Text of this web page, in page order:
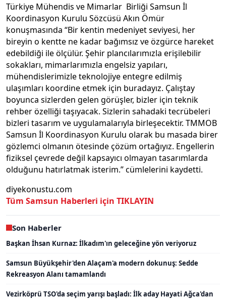
Türkiye Mühendis ve Mimarlar Birliği Samsun İl
Koordinasyon Kurulu Sözcüsü Akın Ömür
konuşmasında “Bir kentin medeniyet seviyesi, her
bireyin o kentte ne kadar bağımsız ve özgürce hareket
edebildiği ile ölçülür. Şehir plancılarımızla erişilebilir
sokakları, mimarlarımızla engelsiz yapıları,
mühendislerimizle teknolojiye entegre edilmiş
ulaşımları koordine etmek için buradayız. Çalıştay
boyunca sizlerden gelen görüşler, bizler için teknik
rehber özelliği taşıyacak. Sizlerin sahadaki tecrübeleri
bizleri tasarım ve uygulamalarıyla birleşecektir. TMMOB
Samsun İl Koordinasyon Kurulu olarak bu masada birer
gözlemci olmanın ötesinde çözüm ortağıyız. Engellerin
fiziksel çevrede değil kapsayıcı olmayan tasarımlarda
olduğunu hatırlatmak isterim.” cümlelerini kaydetti.
diyekonustu.com
Tüm Samsun Haberleri için TIKLAYIN
Son Haberler
Başkan İhsan Kurnaz: İlkadım'ın geleceğine yön veriyoruz
Samsun Büyükşehir'den Alaçam'a modern dokunuş: Sedde
Rekreasyon Alanı tamamlandı
Vezirköprü TSO'da seçim yarışı başladı: İlk aday Hayati Ağca'dan